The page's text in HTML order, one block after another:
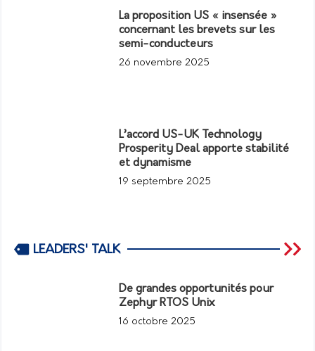
La proposition US « insensée »
concernant les brevets sur les
semi-conducteurs
26 novembre 2025
L’accord US-UK Technology
Prosperity Deal apporte stabilité
et dynamisme
19 septembre 2025
LEADERS' TALK
De grandes opportunités pour
Zephyr RTOS Unix
16 octobre 2025